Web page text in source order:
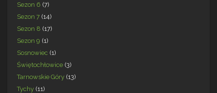
Sezon 6 (7)
Sezon 7 (14)
Sezon 8 (17)
Sezon 9 (1)
Sosnowiec (1)
Świętochłowice (3)
Tarnowskie Góry (13)
Tychy (11)